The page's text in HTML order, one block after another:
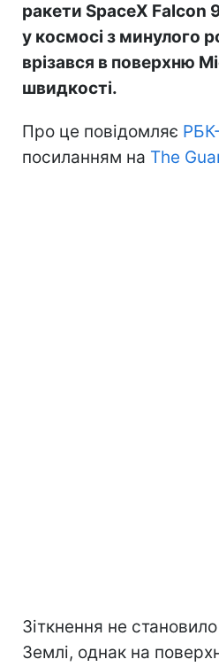
ракети SpaceX Falcon
у космосі з минулого
врізався в поверхню
швидкості.
Про це повідомляє
посиланням на The
Зіткнення не
Землі, однак на